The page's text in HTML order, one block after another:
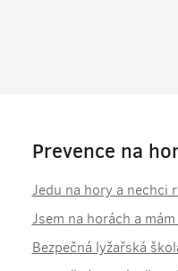
Prevence na
Jedu na hory a nechci
Jsem na horách a
Bezpečná lyžařská